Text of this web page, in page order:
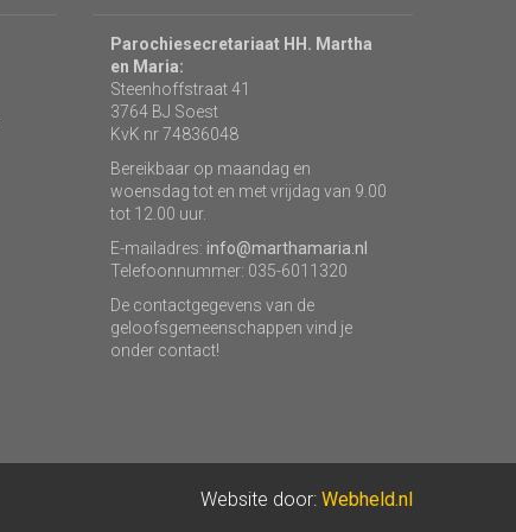
Parochiesecretariaat HH. Martha
en Maria:
Steenhoffstraat 41
3764 BJ Soest
KvK nr 74836048
Bereikbaar op maandag en
woensdag tot en met vrijdag van 9.00
tot 12.00 uur.
E-mailadres: info@marthamaria.nl
Telefoonnummer: 035-6011320
De contactgegevens van de
geloofsgemeenschappen vind je
onder contact!
Website door: Webheld.nl